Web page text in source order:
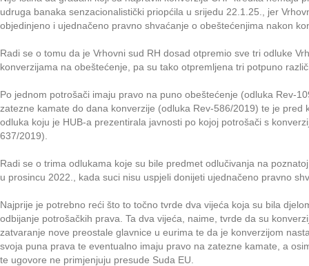
udruga banaka senzacionalistički priopćila u srijedu 22.1.25., jer
objedinjeno i ujednačeno pravno shvaćanje o obeštećenjima nakon
Radi se o tomu da je Vrhovni sud RH dosad otpremio sve tri odluke
konverzijama na obeštećenje, pa su tako otpremljena tri potpuno
Po jednom potrošači imaju pravo na puno obeštećenje (odluka Rev-
zatezne kamate do dana konverzije (odluka Rev-586/2019) te je pred
odluka koju je HUB-a prezentirala javnosti po kojoj potrošači s
637/2019).
Radi se o trima odlukama koje su bile predmet odlučivanja na
u prosincu 2022., kada suci nisu uspjeli donijeti ujednačeno pravno
Najprije je potrebno reći što to točno tvrde dva vijeća koja su bila
odbijanje potrošačkih prava. Ta dva vijeća, naime, tvrde da su
zatvaranje nove preostale glavnice u eurima te da je konverzijom
svoja puna prava te eventualno imaju pravo na zatezne kamate, a
te ugovore ne primjenjuju presude Suda EU.